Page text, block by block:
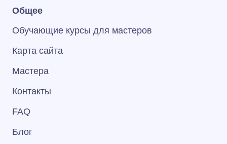
Общее
Обучающие курсы для мастеров
Карта сайта
Мастера
Контакты
FAQ
Блог